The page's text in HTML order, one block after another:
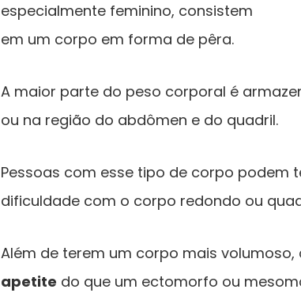
especialmente feminino, consistem
em um corpo em forma de pêra.
A maior parte do peso corporal é
ou na região do abdômen e do quadril.
Pessoas com esse tipo de corpo podem
dificuldade com o corpo redondo ou
Além de terem um corpo mais
apetite do que um ectomorfo ou